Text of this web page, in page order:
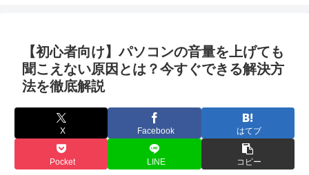
【初心者向け】パソコンの音量を上げても
聞こえない原因とは？今すぐできる解決方
法を徹底解説
X Facebook はてブ
Pocket LINE コピー